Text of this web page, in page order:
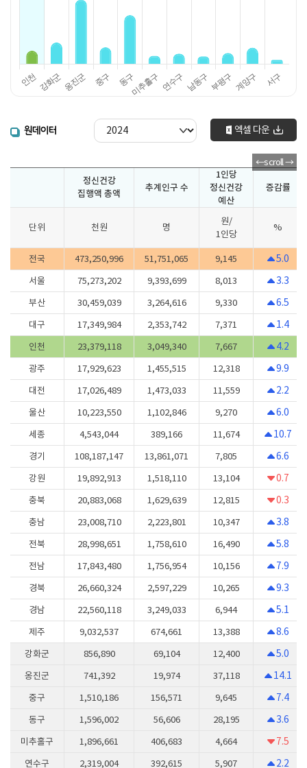
원데이터 엑셀 다운
정신건강
집행액 총액
추계인구 수
1인당
정신건강
예산
증감률
단위 천원 명
원/
1인당
%
전국 473,250,996 51,751,065 9,145 5.0
서울 75,273,202 9,393,699 8,013 3.3
부산 30,459,039 3,264,616 9,330 6.5
대구 17,349,984 2,353,742 7,371 1.4
인천 23,379,118 3,049,340 7,667 4.2
광주 17,929,623 1,455,515 12,318 9.9
대전 17,026,489 1,473,033 11,559 2.2
울산 10,223,550 1,102,846 9,270 6.0
세종 4,543,044 389,166 11,674 10.7
경기 108,187,147 13,861,071 7,805 6.6
강원 19,892,913 1,518,110 13,104 0.7
충북 20,883,068 1,629,639 12,815 0.3
충남 23,008,710 2,223,801 10,347 3.8
전북 28,998,651 1,758,610 16,490 5.8
전남 17,843,480 1,756,954 10,156 7.9
경북 26,660,324 2,597,229 10,265 9.3
경남 22,560,118 3,249,033 6,944 5.1
제주 9,032,537 674,661 13,388 8.6
강화군 856,890 69,104 12,400 5.0
옹진군 741,392 19,974 37,118 14.1
중구 1,510,186 156,571 9,645 7.4
동구 1,596,002 56,606 28,195 3.6
미추홀구 1,896,661 406,683 4,664 7.5
연수구 2,319,004 392,615 5,907 2.2